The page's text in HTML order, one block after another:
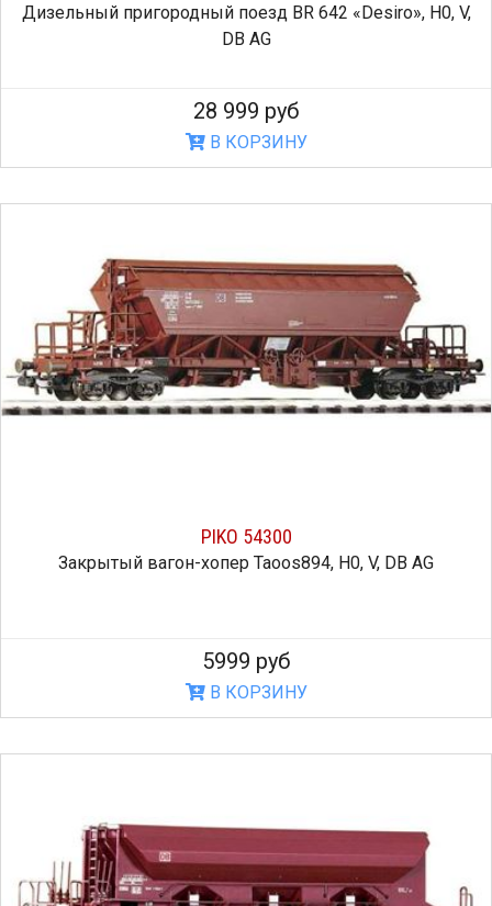
Дизельный пригородный поезд BR 642 «Desiro», H0, V,
DB AG
28 999 руб
В КОРЗИНУ
PIKO 54300
Закрытый вагон-хопер Taoos894, H0, V, DB AG
5999 руб
В КОРЗИНУ